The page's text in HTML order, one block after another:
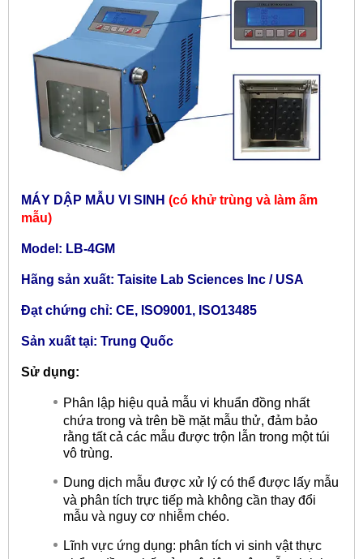
MÁY DẬP MẪU VI SINH (có khử trùng và làm ấm
mẫu)
Model: LB-4GM
Hãng sản xuất: Taisite Lab Sciences Inc / USA
Đạt chứng chỉ: CE, ISO9001, ISO13485
Sản xuất tại: Trung Quốc
Sử dụng:
Phân lập hiệu quả mẫu vi khuẩn đồng nhất
chứa trong và trên bề mặt mẫu thử, đảm bảo
rằng tất cả các mẫu được trộn lẫn trong một túi
vô trùng.
Dung dịch mẫu được xử lý có thể được lấy mẫu
và phân tích trực tiếp mà không cần thay đổi
mẫu và nguy cơ nhiễm chéo.
Lĩnh vực ứng dụng: phân tích vi sinh vật thực